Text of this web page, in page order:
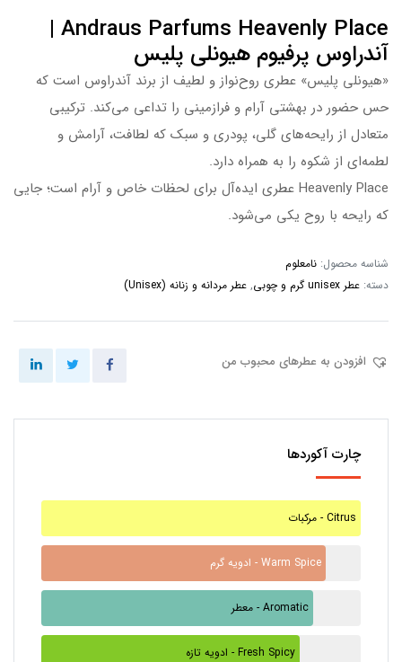
Andraus Parfums Heavenly Place |
آندراوس پرفیوم هیونلی پلیس
«هیونلی پلیس» عطری روح‌نواز و لطیف از برند آندراوس است که
حس حضور در بهشتی آرام و فرازمینی را تداعی می‌کند. ترکیبی
متعادل از رایحه‌های گلی، پودری و سبک که لطافت، آرامش و
لطمه‌ای از شکوه را به همراه دارد.
Heavenly Place عطری ایده‌آل برای لحظات خاص و آرام است؛ جایی
که رایحه با روح یکی می‌شود.
شناسه محصول: نامعلوم
دسته: عطر unisex گرم و چوبی , عطر مردانه و زنانه (Unisex)
افزودن به عطرهای محبوب من
چارت آکوردها
مرکبات - Citrus
ادویه گرم - Warm Spice
معطر - Aromatic
ادویه تازه - Fresh Spicy